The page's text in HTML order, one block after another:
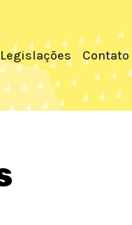
Legislações Contato